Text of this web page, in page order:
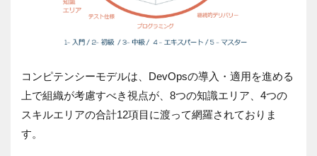
コンピテンシーモデルは、DevOpsの導入・適用を進める
上で組織が考慮すべき視点が、8つの知識エリア、4つの
スキルエリアの合計12項目に渡って網羅されておりま
す。